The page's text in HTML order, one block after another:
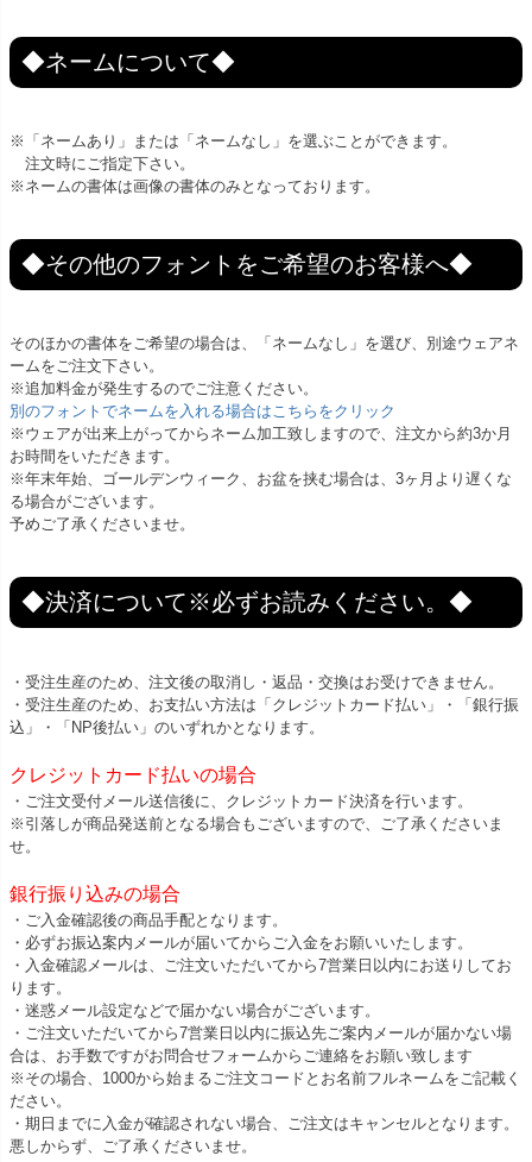
◆ネームについて◆
※「ネームあり」または「ネームなし」を選ぶことができます。
注文時にご指定下さい。
※ネームの書体は画像の書体のみとなっております。
◆その他のフォントをご希望のお客様へ◆
そのほかの書体をご希望の場合は、「ネームなし」を選び、別途ウェアネ
ームをご注文下さい。
※追加料金が発生するのでご注意ください。
別のフォントでネームを入れる場合はこちらをクリック
※ウェアが出来上がってからネーム加工致しますので、注文から約3か月
お時間をいただきます。
※年末年始、ゴールデンウィーク、お盆を挟む場合は、3ヶ月より遅くな
る場合がございます。
予めご了承くださいませ。
◆決済について※必ずお読みください。◆
・受注生産のため、注文後の取消し・返品・交換はお受けできません。
・受注生産のため、お支払い方法は「クレジットカード払い」・「銀行振
込」・「NP後払い」のいずれかとなります。
クレジットカード払いの場合
・ご注文受付メール送信後に、クレジットカード決済を行います。
※引落しが商品発送前となる場合もございますので、ご了承くださいま
せ。
銀行振り込みの場合
・ご入金確認後の商品手配となります。
・必ずお振込案内メールが届いてからご入金をお願いいたします。
・入金確認メールは、ご注文いただいてから7営業日以内にお送りしてお
ります。
・迷惑メール設定などで届かない場合がございます。
・ご注文いただいてから7営業日以内に振込先ご案内メールが届かない場
合は、お手数ですがお問合せフォームからご連絡をお願い致します
※その場合、1000から始まるご注文コードとお名前フルネームをご記載く
ださい。
・期日までに入金が確認されない場合、ご注文はキャンセルとなります。
悪しからず、ご了承くださいませ。